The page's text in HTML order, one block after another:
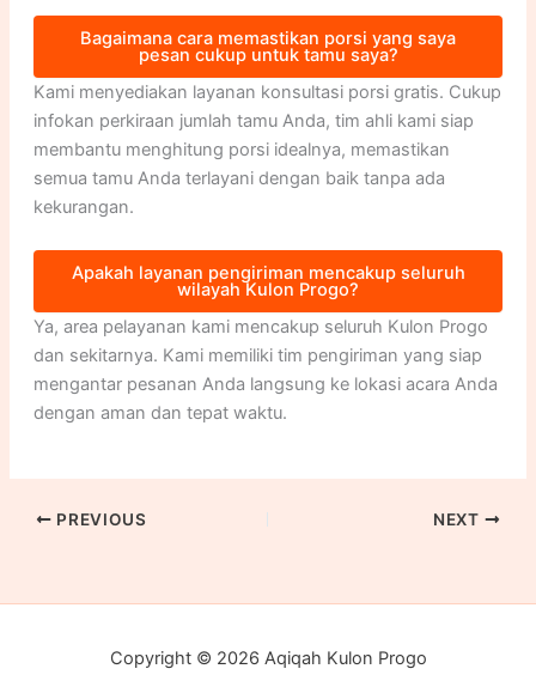
Bagaimana cara memastikan porsi yang saya
pesan cukup untuk tamu saya?
Kami menyediakan layanan konsultasi porsi gratis. Cukup
infokan perkiraan jumlah tamu Anda, tim ahli kami siap
membantu menghitung porsi idealnya, memastikan
semua tamu Anda terlayani dengan baik tanpa ada
kekurangan.
Apakah layanan pengiriman mencakup seluruh
wilayah Kulon Progo?
Ya, area pelayanan kami mencakup seluruh Kulon Progo
dan sekitarnya. Kami memiliki tim pengiriman yang siap
mengantar pesanan Anda langsung ke lokasi acara Anda
dengan aman dan tepat waktu.
PREVIOUS NEXT
Copyright © 2026 Aqiqah Kulon Progo